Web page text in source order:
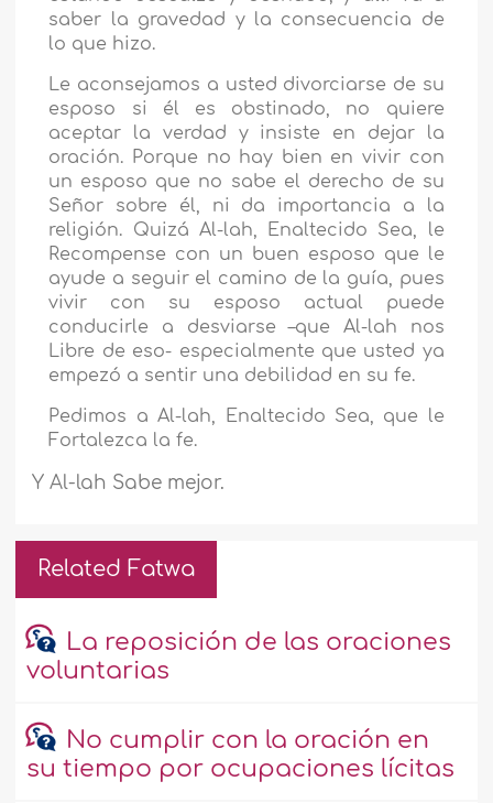
saber la gravedad y la consecuencia de
lo que hizo.
Le aconsejamos a usted divorciarse de su
esposo si él es obstinado, no quiere
aceptar la verdad y insiste en dejar la
oración. Porque no hay bien en vivir con
un esposo que no sabe el derecho de su
Señor sobre él, ni da importancia a la
religión. Quizá Al-lah, Enaltecido Sea, le
Recompense con un buen esposo que le
ayude a seguir el camino de la guía, pues
vivir con su esposo actual puede
conducirle a desviarse –que Al-lah nos
Libre de eso- especialmente que usted ya
empezó a sentir una debilidad en su fe.
Pedimos a Al-lah, Enaltecido Sea, que le
Fortalezca la fe.
Y Al-lah Sabe mejor.
Related Fatwa
La reposición de las oraciones
voluntarias
No cumplir con la oración en
su tiempo por ocupaciones lícitas